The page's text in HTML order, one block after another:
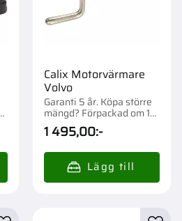
Calix Motorvärmare
Volvo
Garanti 5 år. Köpa större
mängd? Förpackad om 1
st.
1 495,00:-